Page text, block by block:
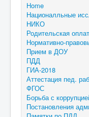
Home
Националльные
НИКО
Родительская
Нормативно-
Прием в ДОУ
ПДД
ГИА-2018
Аттестация пед.
ФГОС
Борьба с
Постановления